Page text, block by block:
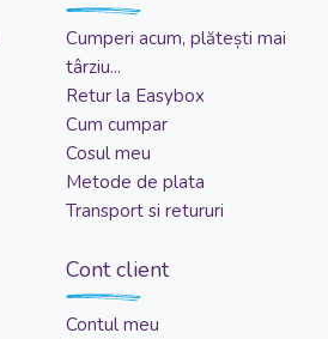
Cumperi acum, plătești mai
târziu...
Retur la Easybox
Cum cumpar
Cosul meu
Metode de plata
Transport si retururi
Cont client
Contul meu